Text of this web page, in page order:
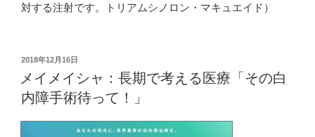
対する注射です。トリアムシノロン・マキュエイド）
投
日:
2018年12月16日
メイメイシャ：長期で考える医療「その白
内障手術待って！」